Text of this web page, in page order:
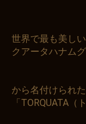
世界で最も美し
クアータハナムグ
から名付けられ
「TORQUATA（